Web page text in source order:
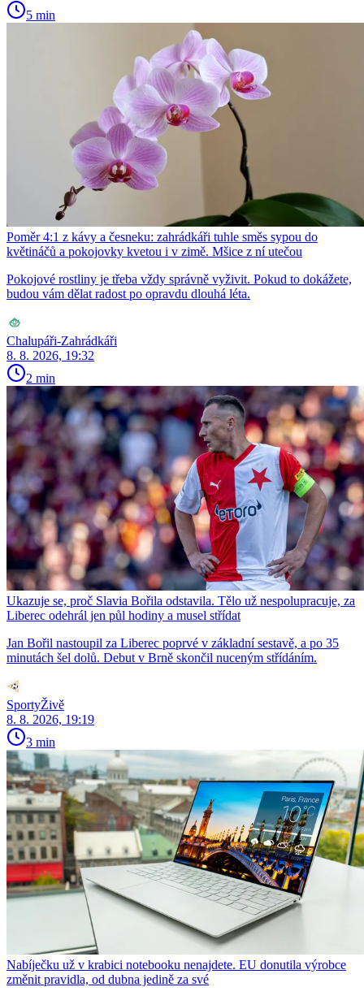
5 min
Poměr 4:1 z kávy a česneku: zahrádkáři tuhle směs sypou do
květináčů a pokojovky kvetou i v zimě. Mšice z ní utečou
Pokojové rostliny je třeba vždy správně vyživit. Pokud to dokážete,
budou vám dělat radost po opravdu dlouhá léta.
Chalupáři-Zahrádkáři
8. 8. 2026, 19:32
2 min
Ukazuje se, proč Slavia Bořila odstavila. Tělo už nespolupracuje, za
Liberec odehrál jen půl hodiny a musel střídat
Jan Bořil nastoupil za Liberec poprvé v základní sestavě, a po 35
minutách šel dolů. Debut v Brně skončil nuceným střídáním.
SportyŽivě
8. 8. 2026, 19:19
3 min
Nabíječku už v krabici notebooku nenajdete. EU donutila výrobce
změnit pravidla, od dubna jedině za své